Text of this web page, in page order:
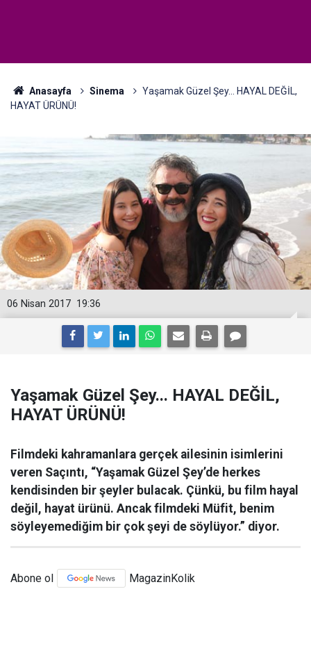
Anasayfa Sinema
Yaşamak Güzel Şey... HAYAL DEĞİL,
HAYAT ÜRÜNÜ!
19:36
06 Nisan 2017
Yaşamak Güzel Şey... HAYAL DEĞİL,
HAYAT ÜRÜNÜ!
Filmdeki kahramanlara gerçek ailesinin isimlerini
veren Saçıntı, “Yaşamak Güzel Şey’de herkes
kendisinden bir şeyler bulacak. Çünkü, bu film hayal
değil, hayat ürünü. Ancak filmdeki Müfit, benim
söyleyemediğim bir çok şeyi de söylüyor.” diyor.
Abone ol MagazinKolik